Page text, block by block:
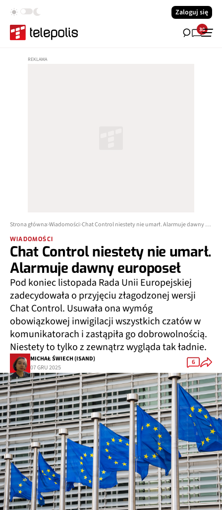
Zaloguj się
38
Strona główna Wiadomości Chat Control niestety nie umarł. Alarmuje dawny europoseł
WIADOMOŚCI
Chat Control niestety nie umarł.
Alarmuje dawny europoseł
Pod koniec listopada Rada Unii Europejskiej
zadecydowała o przyjęciu złagodzonej wersji
Chat Control. Usuwała ona wymóg
obowiązkowej inwigilacji wszystkich czatów w
komunikatorach i zastąpiła go dobrowolnością.
Niestety to tylko z zewnątrz wygląda tak ładnie.
MICHAŁ ŚWIECH (ISAND)
07 GRU 2025
6